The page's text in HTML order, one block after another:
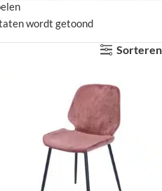
bij fabriek
wordt getoond
Sorteren